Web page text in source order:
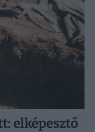
elképesztő